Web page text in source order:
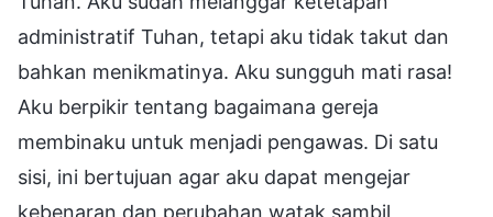
administratif Tuhan, tetapi aku tidak takut dan
bahkan menikmatinya. Aku sungguh mati rasa!
Aku berpikir tentang bagaimana gereja
membinaku untuk menjadi pengawas. Di satu
sisi, ini bertujuan agar aku dapat mengejar
kebenaran dan perubahan watak sambil